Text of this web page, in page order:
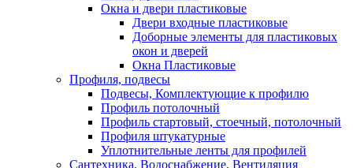
Окна и двери пластиковые
Двери входные пластиковые
Доборные элементы для пластиковых
окон и дверей
Окна Пластиковые
Профиля, подвесы
Подвесы, Комплектующие к профилю
Профиль потолочный
Профиль стартовый, стоечный, потолочный
Профиля штукатурные
Уплотнительные ленты для профилей
Сантехника, Водоснабжение, Вентиляция